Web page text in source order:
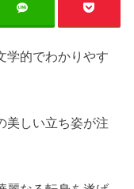
学的でわかりやす
美しい立ち姿が注